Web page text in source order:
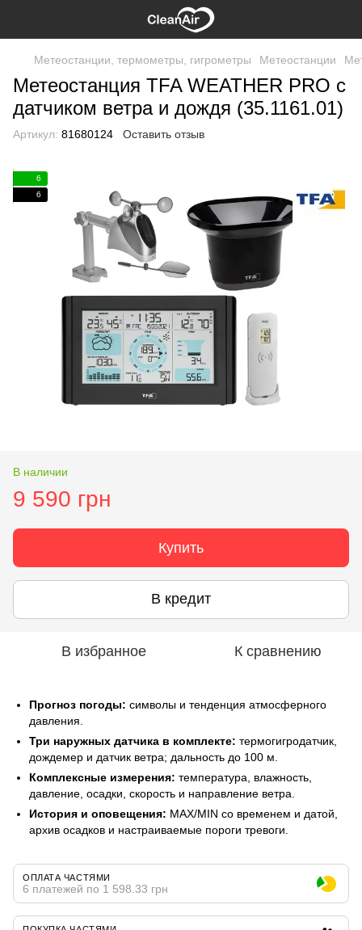
Метеостанции, термометры, гигрометры Метеостанции
Метеостанция TFA WEATHER PRO с
датчиком ветра и дождя (35.1161.01)
Артикул: 81680124 Оставить отзыв
6
6
В наличии
9 590 грн
Купить
В кредит
В избранное К сравнению
Прогноз погоды: символы и тенденция атмосферного
давления.
Три наружных датчика в комплекте: термогигродатчик,
дождемер и датчик ветра; дальность до 100 м.
Комплексные измерения: температура, влажность,
давление, осадки, скорость и направление ветра.
История и оповещения: MAX/MIN со временем и датой,
архив осадков и настраиваемые пороги тревоги.
ОПЛАТА ЧАСТЯМИ
6 платежей по 1 598.33 грн